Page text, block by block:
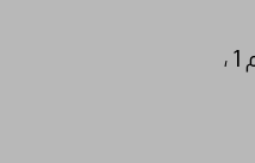
الحد الأدنى لمتطلبات عرض قائمة الدخل وفقًا لمعيار المحاسبة الدولي رقم 1 ،